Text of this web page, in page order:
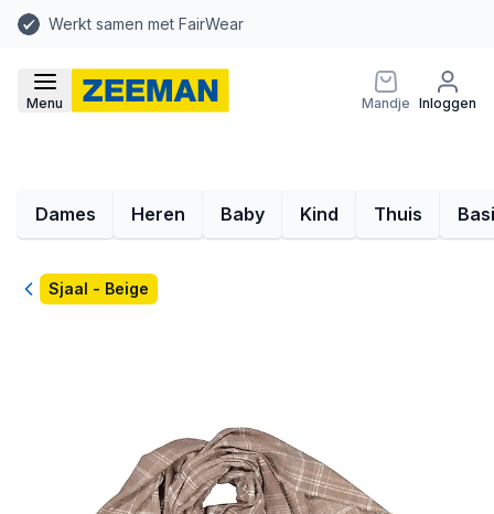
Werkt samen met FairWear
Menu Mandje Inloggen
Dames Heren Baby Kind Thuis
TerugSjaal - Beige